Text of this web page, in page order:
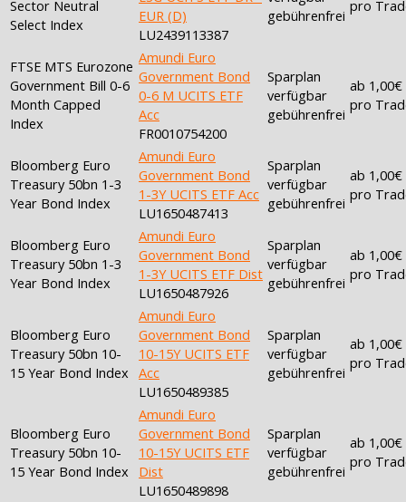
Sector Neutral
Select Index
EUR (D)
LU2439113387
gebührenfrei
pro
FTSE MTS Eurozone
Government Bill 0-6
Month Capped
Index
Amundi Euro
Government Bond
0-6 M UCITS ETF
Acc
FR0010754200
Sparplan
verfügbar
gebührenfrei
ab 1,00€
pro
Bloomberg Euro
Treasury 50bn 1-3
Year Bond Index
Amundi Euro
Government Bond
1-3Y UCITS ETF Acc
LU1650487413
Sparplan
verfügbar
gebührenfrei
ab 1,00€
pro
Bloomberg Euro
Treasury 50bn 1-3
Year Bond Index
Amundi Euro
Government Bond
1-3Y UCITS ETF Dist
LU1650487926
Sparplan
verfügbar
gebührenfrei
ab 1,00€
pro
Bloomberg Euro
Treasury 50bn 10-
15 Year Bond Index
Amundi Euro
Government Bond
10-15Y UCITS ETF
Acc
LU1650489385
Sparplan
verfügbar
gebührenfrei
ab 1,00€
pro
Bloomberg Euro
Treasury 50bn 10-
15 Year Bond Index
Amundi Euro
Government Bond
10-15Y UCITS ETF
Dist
LU1650489898
Sparplan
verfügbar
gebührenfrei
ab 1,00€
pro